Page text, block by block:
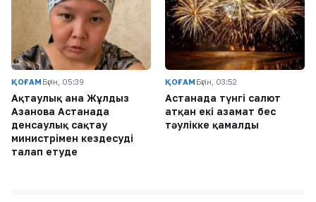
ҚОҒАМ Бүгін, 05:39
Ақтаулық ана Жұлдыз
Азанова Астанада
денсаулық сақтау
министрімен кездесуді
талап етуде
ҚОҒАМ Бүгін, 03:52
Астанада түнгі салют
атқан екі азамат бес
тәулікке қамалды